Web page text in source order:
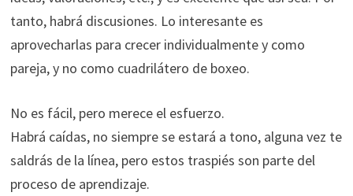
tanto, habrá discusiones. Lo interesante es
aprovecharlas para crecer individualmente y como
pareja, y no como cuadrilátero de boxeo.
No es fácil, pero merece el esfuerzo.
Habrá caídas, no siempre se estará a tono, alguna vez te
saldrás de la línea, pero estos traspiés son parte del
proceso de aprendizaje.